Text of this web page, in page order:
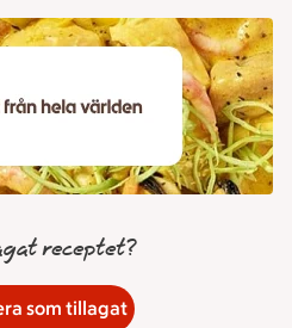
receptet?
som tillagat